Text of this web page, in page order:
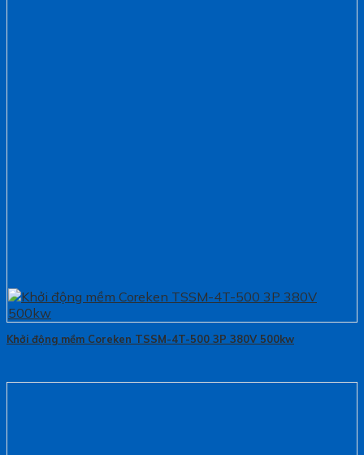
Khởi động mềm Coreken TSSM-4T-500 3P 380V 500kw